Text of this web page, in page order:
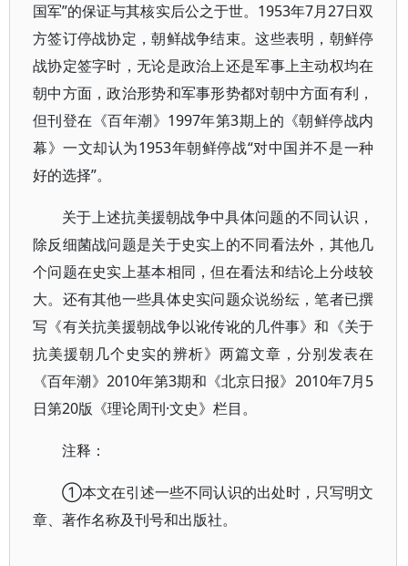
国军”的保证与其核实后公之于世。1953年7月27日双
方签订停战协定，朝鲜战争结束。这些表明，朝鲜停
战协定签字时，无论是政治上还是军事上主动权均在
朝中方面，政治形势和军事形势都对朝中方面有利，
但刊登在《百年潮》1997年第3期上的《朝鲜停战内
幕》一文却认为1953年朝鲜停战“对中国并不是一种
好的选择”。
关于上述抗美援朝战争中具体问题的不同认识，
除反细菌战问题是关于史实上的不同看法外，其他几
个问题在史实上基本相同，但在看法和结论上分歧较
大。还有其他一些具体史实问题众说纷纭，笔者已撰
写《有关抗美援朝战争以讹传讹的几件事》和《关于
抗美援朝几个史实的辨析》两篇文章，分别发表在
《百年潮》2010年第3期和《北京日报》2010年7月5
日第20版《理论周刊·文史》栏目。
注释：
①本文在引述一些不同认识的出处时，只写明文
章、著作名称及刊号和出版社。